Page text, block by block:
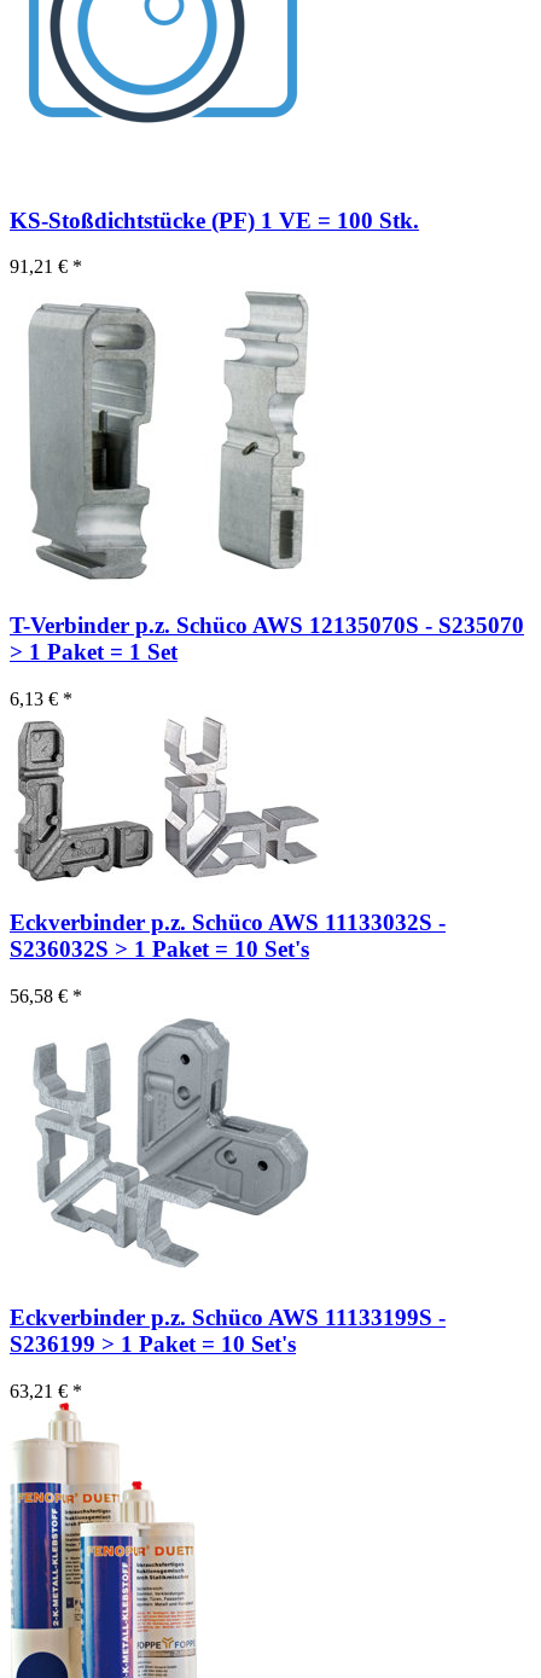
KS-Stoßdichtstücke (PF) 1 VE = 100 Stk.
91,21 € *
T-Verbinder p.z. Schüco AWS 12135070S - S235070
> 1 Paket = 1 Set
6,13 € *
Eckverbinder p.z. Schüco AWS 11133032S -
S236032S > 1 Paket = 10 Set's
56,58 € *
Eckverbinder p.z. Schüco AWS 11133199S -
S236199 > 1 Paket = 10 Set's
63,21 € *